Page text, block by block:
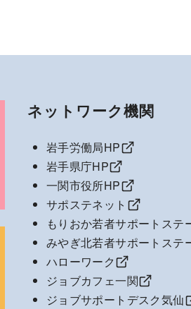
ネットワーク機関
岩手労働局HP
岩手県庁HP
一関市役所HP
サポステネット
もりおか若者サポートステ
みやぎ北若者サポートステ
ハローワーク
ジョブカフェ一関
ジョブサポートデスク気仙